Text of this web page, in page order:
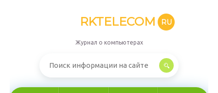
RKTELECOM RU
Журнал о компьютерах